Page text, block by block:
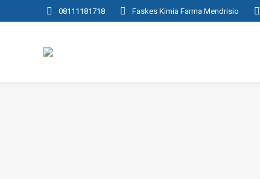
08111181718 Faskes Kimia Farma Mendrisio